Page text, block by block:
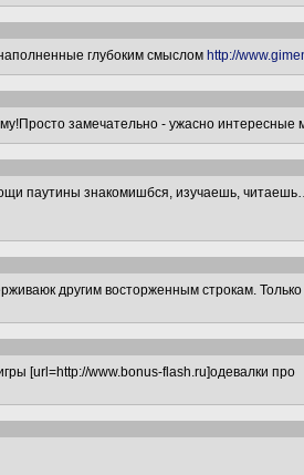
глубоким смыслом http://
замечательно - ужасно интересные
паутины знакомишбся, изучаешь,
другим восторженным строкам. Только
[url=http://www.bonus-flash.ru]одевалки про